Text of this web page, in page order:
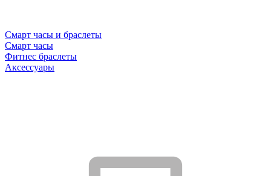
Смарт часы и браслеты
Смарт часы
Фитнес браслеты
Аксессуары